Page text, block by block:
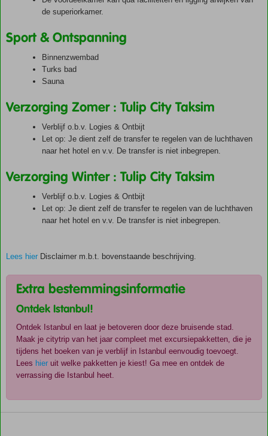
de superiorkamer.
Sport & Ontspanning
Binnenzwembad
Turks bad
Sauna
Verzorging Zomer : Tulip City Taksim
Verblijf o.b.v. Logies & Ontbijt
Let op: Je dient zelf de transfer te regelen van de luchthaven
naar het hotel en v.v. De transfer is niet inbegrepen.
Verzorging Winter : Tulip City Taksim
Verblijf o.b.v. Logies & Ontbijt
Let op: Je dient zelf de transfer te regelen van de luchthaven
naar het hotel en v.v. De transfer is niet inbegrepen.
Lees hier Disclaimer m.b.t. bovenstaande beschrijving.
Extra bestemmingsinformatie
Ontdek Istanbul!
Ontdek Istanbul en laat je betoveren door deze bruisende stad.
Maak je citytrip van het jaar compleet met excursiepakketten, die je
tijdens het boeken van je verblijf in Istanbul eenvoudig toevoegt.
Lees hier uit welke pakketten je kiest! Ga mee en ontdek de
verrassing die Istanbul heet.